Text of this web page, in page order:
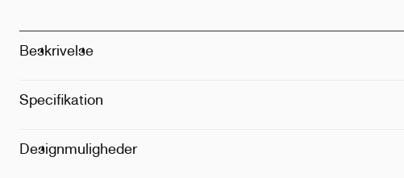
Beskrivelse
Specifikation
Designmuligheder